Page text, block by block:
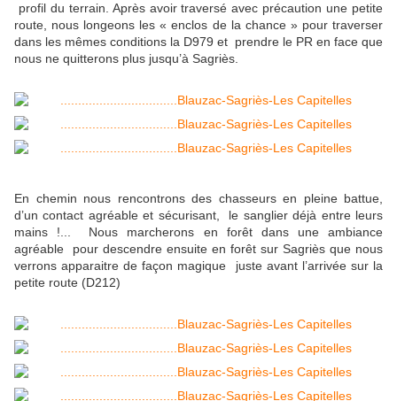
profil du terrain. Après avoir traversé avec précaution une petite
route, nous longeons les « enclos de la chance » pour traverser
dans les mêmes conditions la D979 et prendre le PR en face que
nous ne quitterons plus jusqu’à Sagriès.
En chemin nous rencontrons des chasseurs en pleine battue,
d’un contact agréable et sécurisant, le sanglier déjà entre leurs
mains !... Nous marcherons en forêt dans une ambiance
agréable pour descendre ensuite en forêt sur Sagriès que nous
verrons apparaitre de façon magique juste avant l’arrivée sur la
petite route (D212)